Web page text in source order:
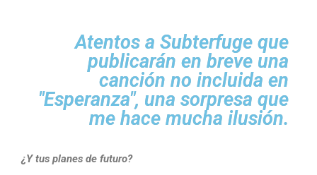
Atentos a Subterfuge que
publicarán en breve una
canción no incluida en
"Esperanza", una sorpresa que
me hace mucha ilusión.
¿Y tus planes de futuro?